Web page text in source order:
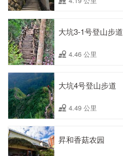
大坑3-1号登山步道
4.46 公里
大坑4号登山步道
4.49 公里
昇和香菇农园